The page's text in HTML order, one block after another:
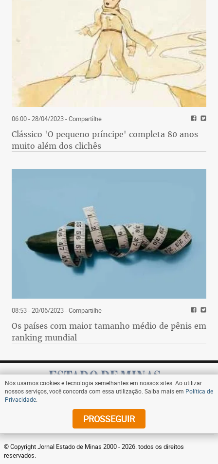
06:00 - 28/04/2023- Compartilhe
Clássico 'O pequeno príncipe' completa 80 anos
muito além dos clichês
08:53 - 20/06/2023- Compartilhe
Os países com maior tamanho médio de pênis em
ranking mundial
Assine
© Copyright Jornal Estado de Minas 2000 - 2026. todos os direitos
reservados.
Nós usamos cookies e tecnologia semelhantes em nossos sites. Ao utilizar
nossos serviços, você concorda com essa utilização. Saiba mais em Política de
Privacidade
PROSSEGUIR